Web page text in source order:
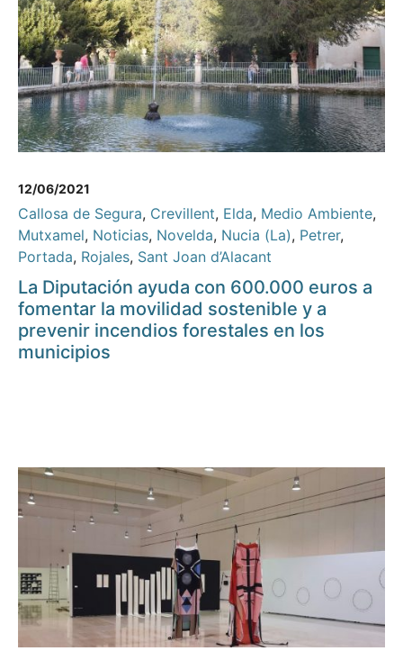
12/06/2021
Callosa de Segura, Crevillent, Elda, Medio Ambiente,
Mutxamel, Noticias, Novelda, Nucia (La), Petrer,
Portada, Rojales, Sant Joan d’Alacant
La Diputación ayuda con 600.000 euros a
fomentar la movilidad sostenible y a
prevenir incendios forestales en los
municipios